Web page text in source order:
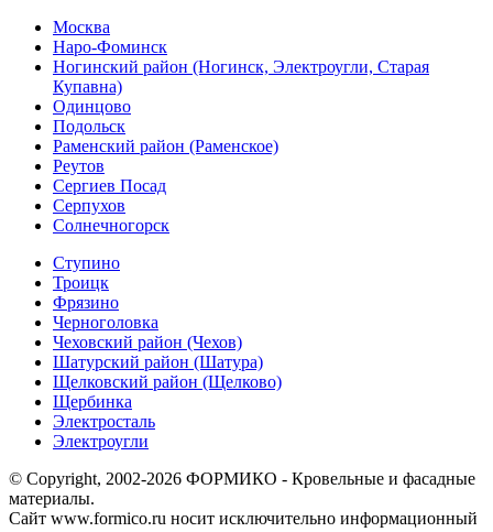
Москва
Наро-Фоминск
Ногинский район (Ногинск, Электроугли, Старая
Купавна)
Одинцово
Подольск
Раменский район (Раменское)
Реутов
Сергиев Посад
Серпухов
Солнечногорск
Ступино
Троицк
Фрязино
Черноголовка
Чеховский район (Чехов)
Шатурский район (Шатура)
Щелковский район (Щелково)
Щербинка
Электросталь
Электроугли
© Copyright, 2002-2026 ФОРМИКО - Кровельные и фасадные
материалы.
Сайт www.formico.ru носит исключительно информационный